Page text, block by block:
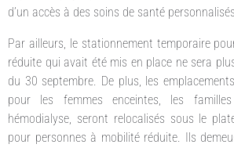
d’un accès à des soins de santé
Par ailleurs, le stationnement temporaire
réduite qui avait été mis en place ne sera
du 30 septembre. De plus, les
pour les femmes enceintes, les
hémodialyse, seront relocalisés sous le
pour personnes à mobilité réduite. Ils